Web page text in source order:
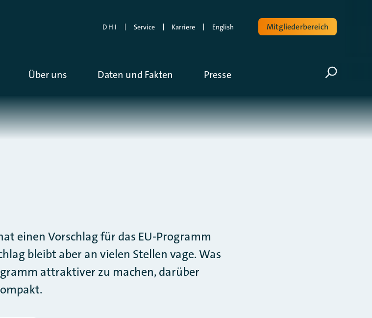
D H I Service Karriere English Mitgliederbereich
Über uns Daten und Fakten PresseVolltextsuche
Suche
einen Vorschlag für das EU-Programm
bleibt aber an vielen Stellen vage. Was
attraktiver zu machen, darüber